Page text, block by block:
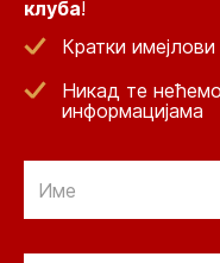
клуба!
Кратки
Никад те
информацијама